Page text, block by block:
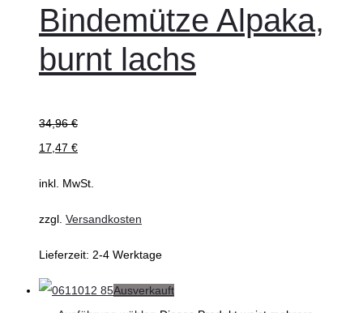
Bindemütze Alpaka,
burnt lachs
34,96€
17,47 €
inkl. MwSt.
zzgl. Versandkosten
Lieferzeit: 2-4 Werktage
Ausverkauft